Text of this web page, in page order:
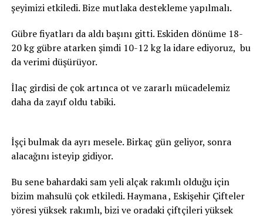
şeyimizi etkiledi. Bize mutlaka destekleme yapılmalı.
Gübre fiyatları da aldı başını gitti. Eskiden dönüme 18-
20 kg gübre atarken şimdi 10-12 kg la idare ediyoruz, bu
da verimi düşürüyor.
İlaç girdisi de çok artınca ot ve zararlı mücadelemiz
daha da zayıf oldu tabiki.
İşçi bulmak da ayrı mesele. Birkaç gün geliyor, sonra
alacağını isteyip gidiyor.
Bu sene bahardaki sam yeli alçak rakımlı olduğu için
bizim mahsulü çok etkiledi. Haymana , Eskişehir Çifteler
yöresi yüksek rakımlı, bizi ve oradaki çiftçileri yüksek